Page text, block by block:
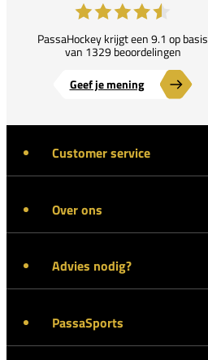
PassaHockey krijgt een 9.1 op basis
van 1329 beoordelingen
Geef je mening
Customer service
Over ons
Advies nodig?
PassaSports